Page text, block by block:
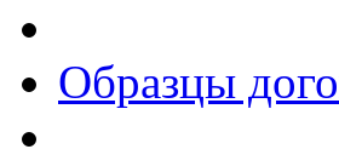
Образцы